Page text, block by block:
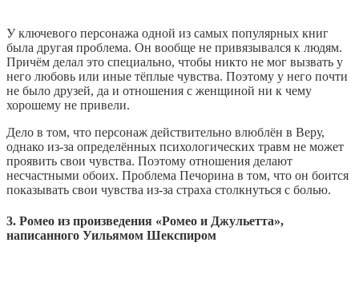
У ключевого персонажа одной из самых популярных книг
была другая проблема. Он вообще не привязывался к людям.
Причём делал это специально, чтобы никто не мог вызвать у
него любовь или иные тёплые чувства. Поэтому у него почти
не было друзей, да и отношения с женщиной ни к чему
хорошему не привели.
Дело в том, что персонаж действительно влюблён в Веру,
однако из-за определённых психологических травм не может
проявить свои чувства. Поэтому отношения делают
несчастными обоих. Проблема Печорина в том, что он боится
показывать свои чувства из-за страха столкнуться с болью.
3. Ромео из произведения «Ромео и Джульетта»,
написанного Уильямом Шекспиром